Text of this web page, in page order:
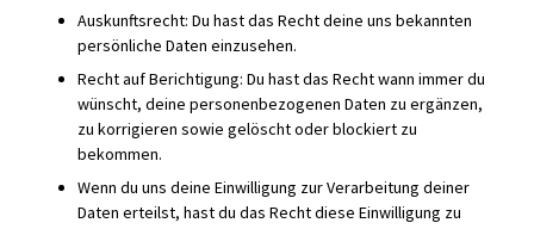
Auskunftsrecht: Du hast das Recht deine uns bekannten
persönliche Daten einzusehen.
Recht auf Berichtigung: Du hast das Recht wann immer du
wünscht, deine personenbezogenen Daten zu ergänzen,
zu korrigieren sowie gelöscht oder blockiert zu
bekommen.
Wenn du uns deine Einwilligung zur Verarbeitung deiner
Daten erteilst, hast du das Recht diese Einwilligung zu